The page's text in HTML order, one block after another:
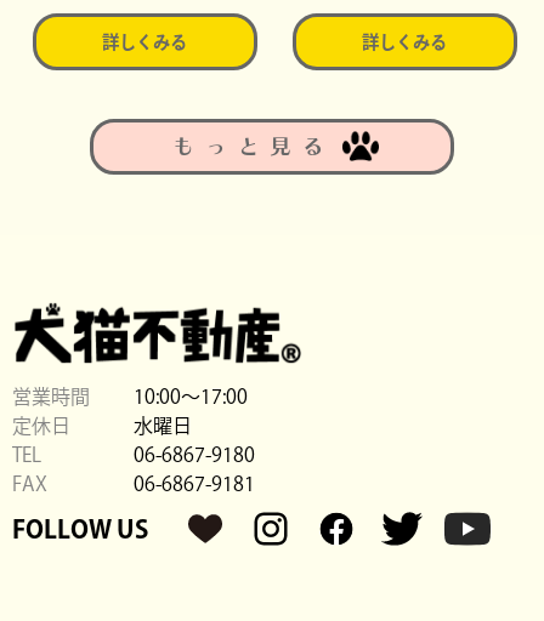
詳しくみる 詳しくみる
もっと見る
営業時間
10:00〜17:00
定休日
水曜日
TEL
06-6867-9180
FAX
06-6867-9181
FOLLOW US